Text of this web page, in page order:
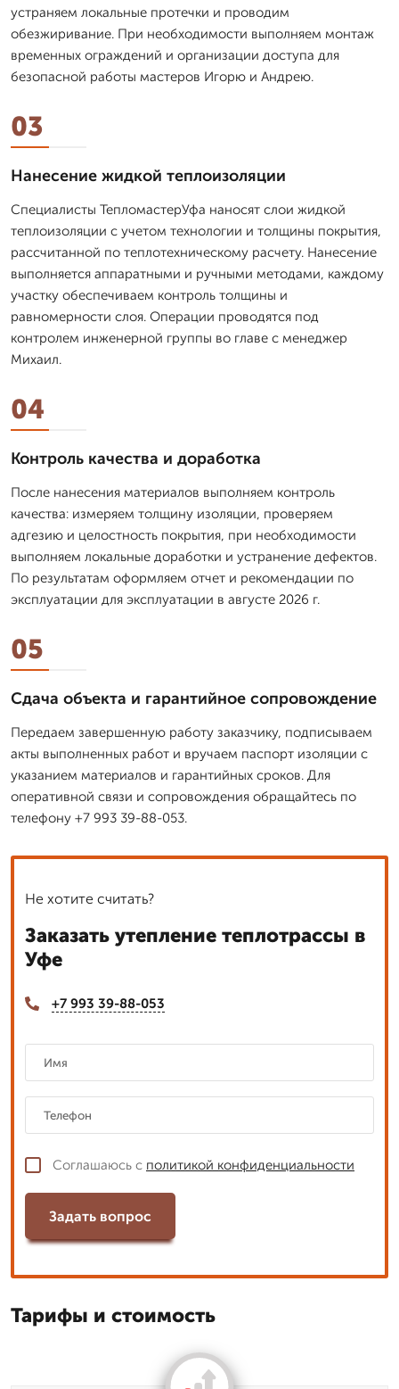
устраняем локальные протечки и проводим
обезжиривание. При необходимости выполняем монтаж
временных ограждений и организации доступа для
безопасной работы мастеров Игорю и Андрею.
03
Нанесение жидкой теплоизоляции
Специалисты ТепломастерУфа наносят слои жидкой
теплоизоляции с учетом технологии и толщины покрытия,
рассчитанной по теплотехническому расчету. Нанесение
выполняется аппаратными и ручными методами, каждому
участку обеспечиваем контроль толщины и
равномерности слоя. Операции проводятся под
контролем инженерной группы во главе с менеджер
Михаил.
04
Контроль качества и доработка
После нанесения материалов выполняем контроль
качества: измеряем толщину изоляции, проверяем
адгезию и целостность покрытия, при необходимости
выполняем локальные доработки и устранение дефектов.
По результатам оформляем отчет и рекомендации по
эксплуатации для эксплуатации в августе 2026 г.
05
Сдача объекта и гарантийное сопровождение
Передаем завершенную работу заказчику, подписываем
акты выполненных работ и вручаем паспорт изоляции с
указанием материалов и гарантийных сроков. Для
оперативной связи и сопровождения обращайтесь по
телефону +7 993 39-88-053.
Не хотите считать?
Заказать утепление теплотрассы в
Уфе
+7 993 39-88-053
Соглашаюсь с политикой конфиденциальности
Задать вопрос
Тарифы и стоимость